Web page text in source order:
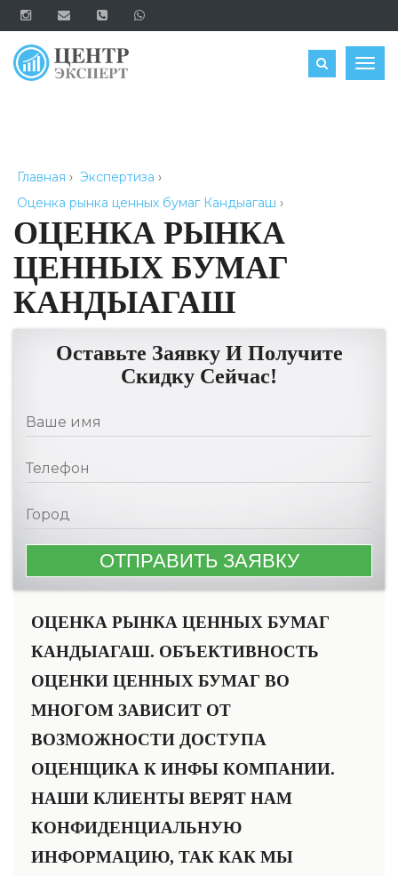
ОЦЕНИТЬ
Главная › Экспертиза ›
Оценка рынка ценных бумаг Кандыагаш ›
ОЦЕНКА РЫНКА
ЦЕННЫХ БУМАГ
КАНДЫАГАШ
Оставьте Заявку И Получите
Скидку Сейчас!
ОЦЕНКА РЫНКА ЦЕННЫХ БУМАГ
КАНДЫАГАШ. ОБЪЕКТИВНОСТЬ
ОЦЕНКИ ЦЕННЫХ БУМАГ ВО
МНОГОМ ЗАВИСИТ ОТ
ВОЗМОЖНОСТИ ДОСТУПА
ОЦЕНЩИКА К ИНФЫ КОМПАНИИ.
НАШИ КЛИЕНТЫ ВЕРЯТ НАМ
КОНФИДЕНЦИАЛЬНУЮ
ИНФОРМАЦИЮ, ТАК КАК МЫ